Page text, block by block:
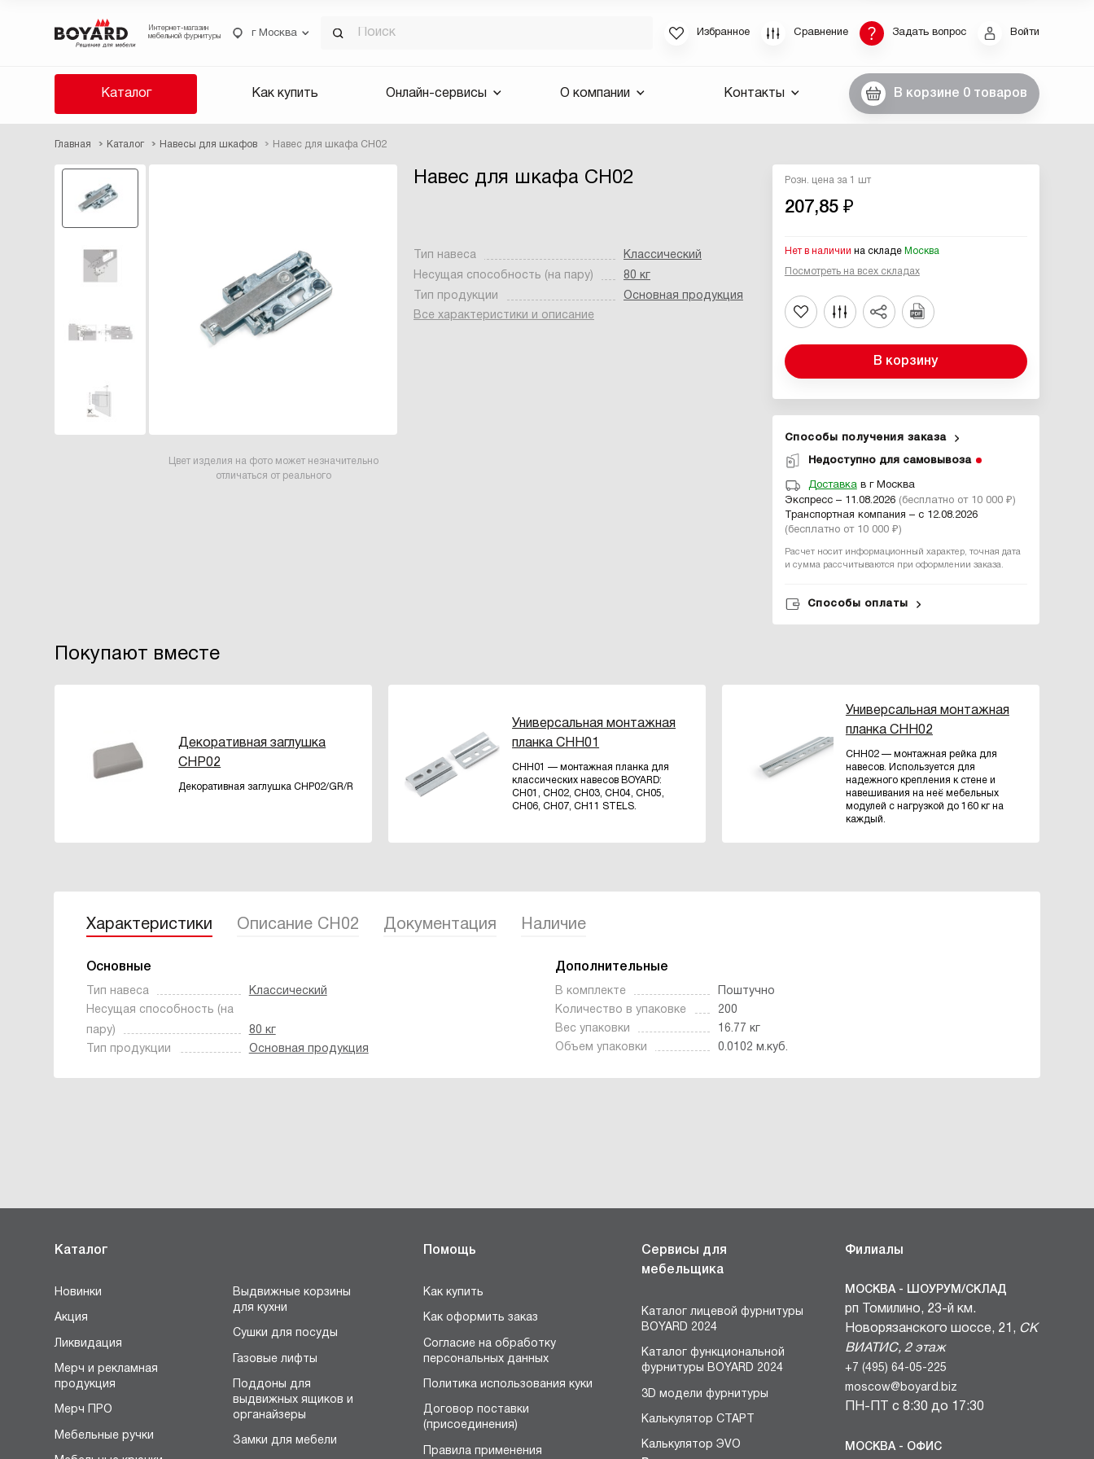
Интернет-магазин
мебельной фурнитуры
г Москва Избранное Сравнение Задать вопрос Войти
Каталог Как купить Онлайн-сервисы О компании Контакты В корзине 0 товаров
Главная Каталог Навесы для шкафов Навес для шкафа CH02
Навес для шкафа CH02
Цвет изделия на фото может незначительно
отличаться от реального
Тип навеса
Классический
Несущая способность (на пару)
80 кг
Тип продукции
Основная продукция
Все характеристики и описание
Розн. цена за 1 шт
207,85 ₽
Нет в наличии на складе Москва
Посмотреть на всех складах
В корзину
Способы получения заказа
Недоступно для самовывоза
Доставкав г Москва
Экспресс – 11.08.2026 (бесплатно от 10 000 ₽)
Транспортная компания – с 12.08.2026
(бесплатно от 10 000 ₽)
Расчет носит информационный характер, точная дата
и сумма рассчитываются при оформлении заказа.
Способы оплаты
Покупают вместе
Декоративная заглушка
CHP02
Декоративная заглушка CHP02/GR/R
Универсальная монтажная
планка СНН01
СНН01 — монтажная планка для
классических навесов BOYARD:
СН01, СН02, СН03, СН04, СН05,
СН06, СН07, СН11 STELS.
Универсальная монтажная
планка СНН02
CHH02 — монтажная рейка для
навесов. Используется для
надежного крепления к стене и
навешивания на неё мебельных
модулей с нагрузкой до 160 кг на
каждый.
Характеристики Описание CH02 Документация Наличие
Основные
Тип навеса
Классический
Несущая способность (на
пару)
80 кг
Тип продукции
Основная продукция
Дополнительные
В комплекте
Поштучно
Количество в упаковке
200
Вес упаковки
16.77 кг
Объем упаковки
0.0102 м.куб.
Каталог
Новинки
Акция
Ликвидация
Мерч и рекламная
продукция
Мерч ПРО
Мебельные ручки
Выдвижные корзины
для кухни
Сушки для посуды
Газовые лифты
Поддоны для
выдвижных ящиков и
органайзеры
Замки для мебели
Помощь
Как купить
Как оформить заказ
Согласие на обработку
персональных данных
Политика использования куки
Договор поставки
(присоединения)
Правила применения
Сервисы для
мебельщика
Каталог лицевой фурнитуры
BOYARD 2024
Каталог функциональной
фурнитуры BOYARD 2024
3D модели фурнитуры
Калькулятор СТАРТ
Калькулятор ЭVO
Филиалы
МОСКВА - ШОУРУМ/СКЛАД
рп Томилино, 23-й км.
Новорязанского шоссе, 21, СК
ВИАТИС, 2 этаж
+7 (495) 64-05-225
moscow@boyard.biz
ПН-ПТ с 8:30 до 17:30
МОСКВА - ОФИС
Восстановление пароля
Если вы забыли пароль, введите E-Mail. Контрольная строка
для смены пароля, а также ваши регистрационные данные,
будут высланы вам по E-Mail.
Выслать ссылку для восстановления